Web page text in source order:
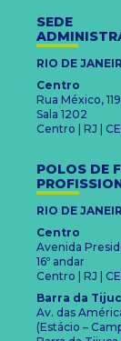
SEDE
RIO DE
Centro
Rua México,
Sala 1202
Centro | RJ |
POLOS DE
RIO DE
Centro
Avenida
16º andar
Centro | RJ |
Barra da
Av. das
(Estácio –